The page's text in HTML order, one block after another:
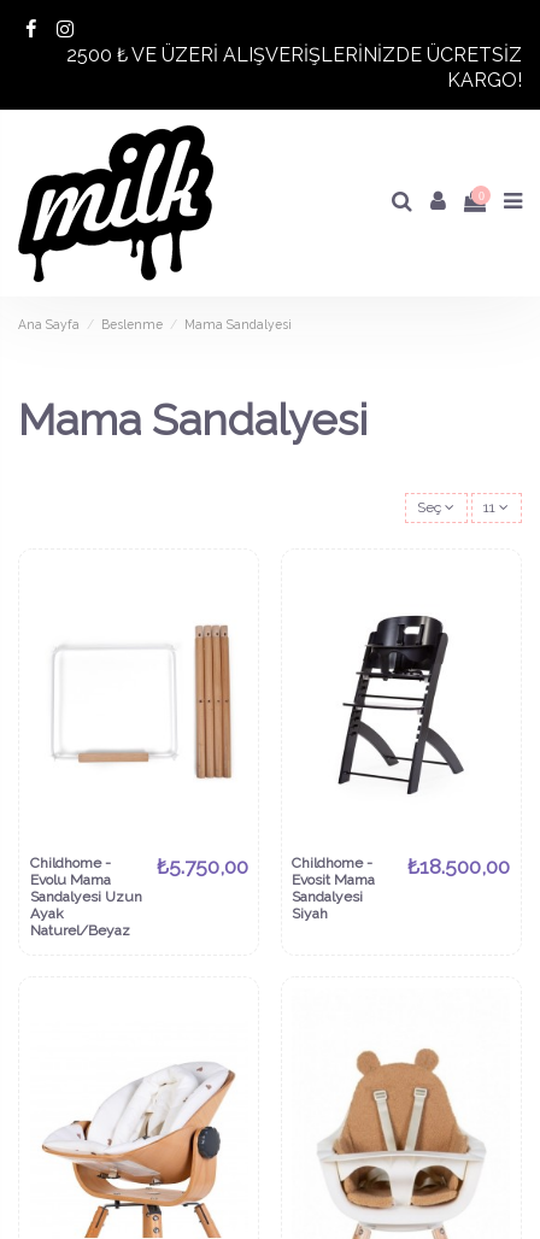
2500 ₺ VE ÜZERİ ALIŞVERİŞLERİNİZDE ÜCRETSİZ
KARGO!
0
Ana Sayfa Beslenme Mama Sandalyesi
Mama Sandalyesi
Seç 11
Childhome -
Evolu Mama
Sandalyesi Uzun
Ayak
Naturel/Beyaz
₺5.750,00
Childhome -
Evosit Mama
Sandalyesi
Siyah
₺18.500,00